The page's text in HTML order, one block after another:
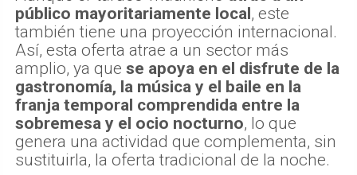
público mayoritariamente local, este
también tiene una proyección internacional.
Así, esta oferta atrae a un sector más
amplio, ya que se apoya en el disfrute de la
gastronomía, la música y el baile en la
franja temporal comprendida entre la
sobremesa y el ocio nocturno, lo que
genera una actividad que complementa, sin
sustituirla, la oferta tradicional de la noche.